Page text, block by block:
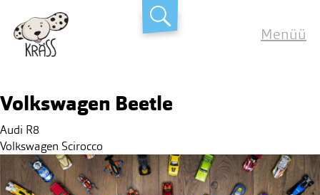
content
Kräss
Menüü
Volkswagen Beetle
Post
navigation
Audi R8
Volkswagen Scirocco